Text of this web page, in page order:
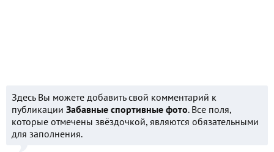
Здесь Вы можете добавить свой комментарий к
публикации Забавные спортивные фото. Все поля,
которые отмечены звёздочкой, являются обязательными
для заполнения.